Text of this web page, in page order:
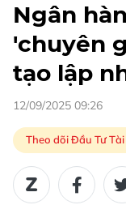
Ngân
'chuyên
tạo lập
12/09/2025 09:26
Theo dõi Đầu Tư